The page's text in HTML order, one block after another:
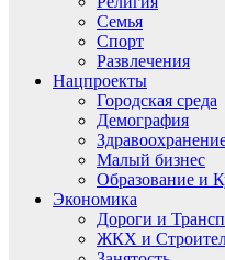
Семья
Спорт
Развлечения
Нацпроекты
Городская среда
Демография
Малый бизнес
Образование и
Экономика
Дороги и
ЖКХ и